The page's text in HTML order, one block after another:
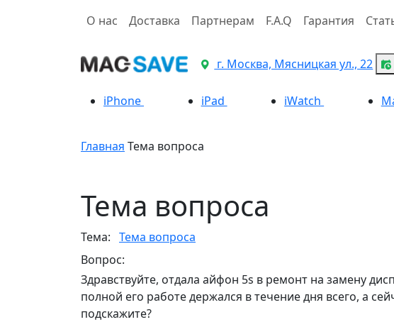
О нас Доставка Партнерам F.A.Q Гарантия
г. Москва, Мясницкая ул., 22
iPhone
iPad iWatch
Главная Тема вопроса
Тема вопроса
Тема: Тема вопроса
Вопрос:
Здравствуйте, отдала айфон 5s в ремонт на замену
полной его работе держался в течение дня всего, а
подскажите?